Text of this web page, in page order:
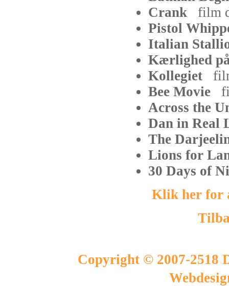
Crank film
Pistol
Italian
Kærlighed
Kollegiet
Bee Movie
Across the
Dan in
The
Lions for
30 Days of
Klik her for
Copyright © 2007-2518